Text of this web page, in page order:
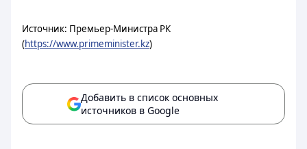
Источник: Премьер-Министра РК
(https://www.primeminister.kz)
Добавить в список основных
источников в Google